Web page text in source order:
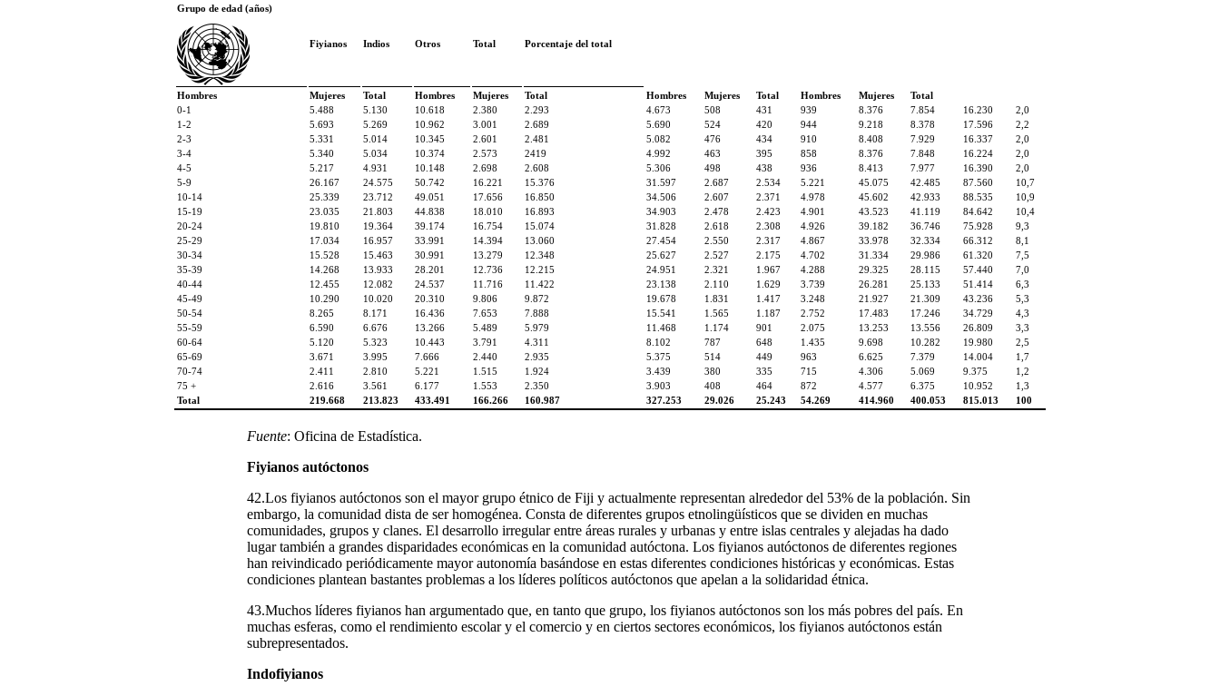
Grupo de edad (años)
Fiyianos Indios Otros Total Porcentaje del total
Hombres Mujeres Total Hombres Mujeres Total Hombres Mujeres Total Hombres Mujeres
Total
0-1
5.488 5.130 10.618 2.380 2.293 4.673 508 431 939 8.376 7.854 16.230
2,0
1-2
5.693 5.269 10.962 3.001 2.689 5.690 524 420 944 9.218 8.378 17.596
2,2
2-3
5.331 5.014 10.345 2.601 2.481 5.082 476 434 910 8.408 7.929 16.337
2,0
3-4
5.340 5.034 10.374 2.573 2419 4.992 463 395 858 8.376 7.848 16.224
2,0
4-5
5.217 4.931 10.148 2.698 2.608 5.306 498 438 936 8.413 7.977 16.390
2,0
5-9
26.167 24.575 50.742 16.221 15.376 31.597 2.687 2.534 5.221 45.075 42.485 87.560
10,7
10-14
25.339 23.712 49.051 17.656 16.850 34.506 2.607 2.371 4.978 45.602 42.933 88.535
10,9
15-19
23.035 21.803 44.838 18.010 16.893 34.903 2.478 2.423 4.901 43.523 41.119 84.642
10,4
20-24
19.810 19.364 39.174 16.754 15.074 31.828 2.618 2.308 4.926 39.182 36.746 75.928
9,3
25-29
17.034 16.957 33.991 14.394 13.060 27.454 2.550 2.317 4.867 33.978 32.334 66.312
8,1
30-34
15.528 15.463 30.991 13.279 12.348 25.627 2.527 2.175 4.702 31.334 29.986 61.320
7,5
35-39
14.268 13.933 28.201 12.736 12.215 24.951 2.321 1.967 4.288 29.325 28.115 57.440
7,0
40-44
12.455 12.082 24.537 11.716 11.422 23.138 2.110 1.629 3.739 26.281 25.133 51.414
6,3
45-49
10.290 10.020 20.310 9.806 9.872 19.678 1.831 1.417 3.248 21.927 21.309 43.236
5,3
50-54
8.265 8.171 16.436 7.653 7.888 15.541 1.565 1.187 2.752 17.483 17.246 34.729
4,3
55-59
6.590 6.676 13.266 5.489 5.979 11.468 1.174 901 2.075 13.253 13.556 26.809
3,3
60-64
5.120 5.323 10.443 3.791 4.311 8.102 787 648 1.435 9.698 10.282 19.980
2,5
65-69
3.671 3.995 7.666 2.440 2.935 5.375 514 449 963 6.625 7.379 14.004
1,7
70-74
2.411 2.810 5.221 1.515 1.924 3.439 380 335 715 4.306 5.069 9.375
1,2
75 +
2.616 3.561 6.177 1.553 2.350 3.903 408 464 872 4.577 6.375 10.952
1,3
Total
219.668 213.823 433.491 166.266 160.987 327.253 29.026 25.243 54.269 414.960 400.053 815.013 100
Fuente: Oficina de Estadística.
Fiyianos autóctonos
42.Los fiyianos autóctonos son el mayor grupo étnico de Fiji y actualmente representan alrededor del 53% de la población. Sin
embargo, la comunidad dista de ser homogénea. Consta de diferentes grupos etnolingüísticos que se dividen en muchas
comunidades, grupos y clanes. El desarrollo irregular entre áreas rurales y urbanas y entre islas centrales y alejadas ha dado
lugar también a grandes disparidades económicas en la comunidad autóctona. Los fiyianos autóctonos de diferentes regiones
han reivindicado periódicamente mayor autonomía basándose en estas diferentes condiciones históricas y económicas. Estas
condiciones plantean bastantes problemas a los líderes políticos autóctonos que apelan a la solidaridad étnica.
43.Muchos líderes fiyianos han argumentado que, en tanto que grupo, los fiyianos autóctonos son los más pobres del país. En
muchas esferas, como el rendimiento escolar y el comercio y en ciertos sectores económicos, los fiyianos autóctonos están
subrepresentados.
Indofiyianos